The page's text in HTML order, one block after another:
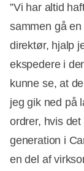
”Vi har altid
sammen gå
direktør, hjalp
ekspedere i
kunne se, at
jeg gik ned på
ordrer, hvis
generation i
en del af